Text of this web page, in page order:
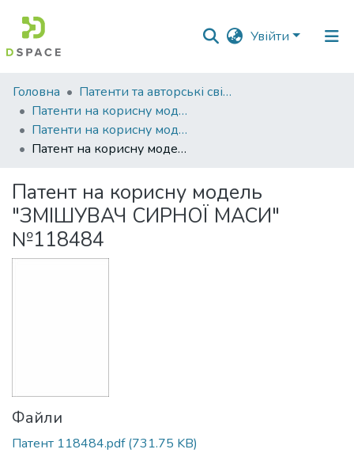
Увійти
Фонди
та
зібрання
Пошук за критеріями
Статистика
Головна
Патенти та авторські свідоцтва
Патенти на корисну модель
Патенти на корисну модель_2017
Патент на корисну модель "ЗМІШУВАЧ СИРНОЇ МАСИ" №118484
Патент на корисну модель
"ЗМІШУВАЧ СИРНОЇ МАСИ"
№118484
Файли
Патент 118484.pdf(731.75 KB)